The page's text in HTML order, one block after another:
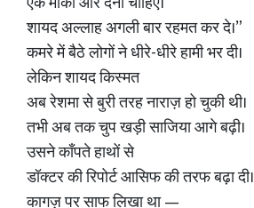
शायद अल्लाह अगली बार रहमत कर दे।”
कमरे में बैठे लोगों ने धीरे-धीरे हामी भर दी।
लेकिन शायद किस्मत
अब रेशमा से बुरी तरह नाराज़ हो चुकी थी।
तभी अब तक चुप खड़ी साजिया आगे बढ़ी।
उसने काँपते हाथों से
डॉक्टर की रिपोर्ट आसिफ की तरफ बढ़ा दी।
कागज़ पर साफ लिखा था —